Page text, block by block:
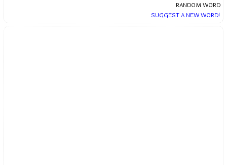
RANDOM WORD
SUGGEST A NEW WORD!